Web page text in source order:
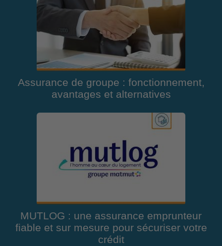
Assurance de groupe : fonctionnement,
avantages et alternatives
MUTLOG : une assurance emprunteur
fiable et sur mesure pour sécuriser votre
crédit